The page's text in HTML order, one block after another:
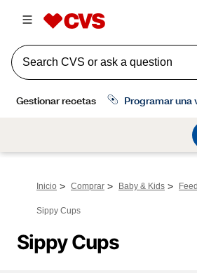
Inicio > Comprar > Baby & Kids >
Sippy Cups
Sippy Cups